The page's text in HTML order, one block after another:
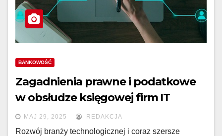
BANKOWOŚĆ
Zagadnienia prawne i podatkowe
w obsłudze księgowej firm IT
MAJ 29, 2025 REDAKCJA
Rozwój branży technologicznej i coraz szersze